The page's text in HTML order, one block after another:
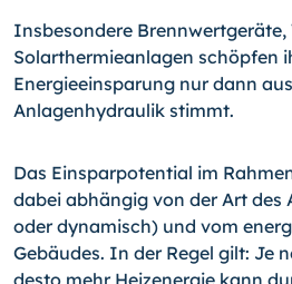
Insbesondere
Solarthermieanlagen schöpfen
Energieeinsparung nur dann
Anlagenhydraulik stimmt.
Das Einsparpotential im
dabei abhängig von der Art des
oder dynamisch) und vom
Gebäudes. In der Regel gilt: Je